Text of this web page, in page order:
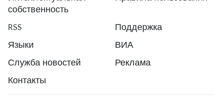
собственность
RSS
Поддержка
Языки
ВИА
Служба новостей
Реклама
Контакты